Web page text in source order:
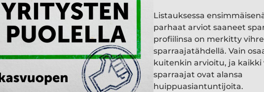
Listauksessa
parhaat arviot saaneet
profiilinsa on merkitty
sparraajatähdellä. Vain
kuitenkin arvioitu, ja
sparraajat ovat alansa
huippuasiantuntijoita.